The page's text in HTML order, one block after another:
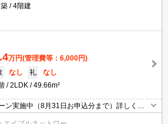
4階建
万円(管理費等：6,000円)
なし 礼
なし
2LDK 49.66m²
ン実施中（8月31日お申込分まで）詳しくは
★